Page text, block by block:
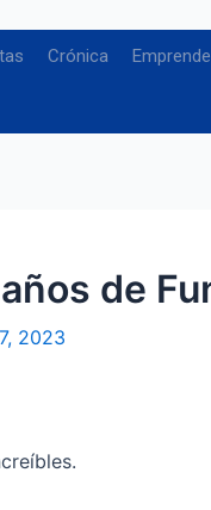
Crónica
de
2023